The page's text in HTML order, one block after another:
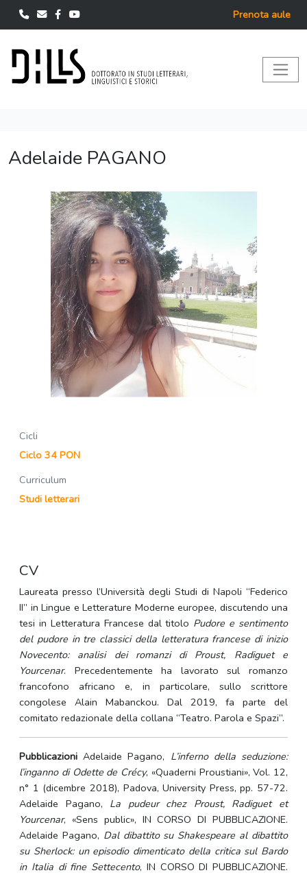
Prenota aule
Adelaide PAGANO
Cicli
Ciclo 34 PON
Curriculum
Studi letterari
CV
Laureata presso l’Università degli Studi di Napoli “Federico
II” in Lingue e Letterature Moderne europee, discutendo una
tesi in Letteratura Francese dal titolo Pudore e sentimento
del pudore in tre classici della letteratura francese di inizio
Novecento: analisi dei romanzi di Proust, Radiguet e
Yourcenar. Precedentemente ha lavorato sul romanzo
francofono africano e, in particolare, sullo scrittore
congolese Alain Mabanckou. Dal 2019, fa parte del
comitato redazionale della collana “Teatro. Parola e Spazi”.
PubblicazioniAdelaide Pagano, L’inferno della seduzione:
l’inganno di Odette de Crécy, «Quaderni Proustiani», Vol. 12,
n° 1 (dicembre 2018), Padova, University Press, pp. 57-72.
Adelaide Pagano, La pudeur chez Proust, Radiguet et
Yourcenar, «Sens public», IN CORSO DI PUBBLICAZIONE.
Adelaide Pagano, Dal dibattito su Shakespeare al dibattito
su Sherlock: un episodio dimenticato della critica sul Bardo
in Italia di fine Settecento, IN CORSO DI PUBBLICAZIONE.